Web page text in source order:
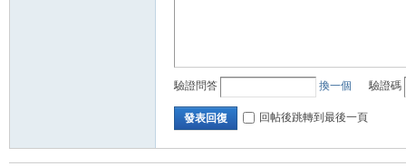
驗證問答 換一個 驗證碼
發表回復 回帖後跳轉到最後一頁